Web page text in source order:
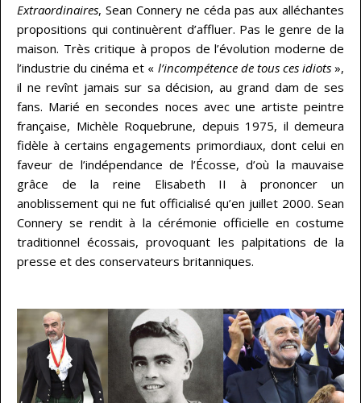
Extraordinaires, Sean Connery ne céda pas aux alléchantes
propositions qui continuèrent d’affluer. Pas le genre de la
maison. Très critique à propos de l’évolution moderne de
l’industrie du cinéma et « l’incompétence de tous ces idiots»,
il ne revînt jamais sur sa décision, au grand dam de ses
fans. Marié en secondes noces avec une artiste peintre
française, Michèle Roquebrune, depuis 1975, il demeura
fidèle à certains engagements primordiaux, dont celui en
faveur de l’indépendance de l’Écosse, d’où la mauvaise
grâce de la reine Elisabeth II à prononcer un
anoblissement qui ne fut officialisé qu’en juillet 2000. Sean
Connery se rendit à la cérémonie officielle en costume
traditionnel écossais, provoquant les palpitations de la
presse et des conservateurs britanniques.